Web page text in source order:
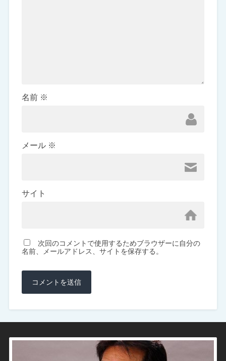
名前 ※
メール ※
サイト
次回のコメントで使用するためブラウザーに自分の
名前、メールアドレス、サイトを保存する。